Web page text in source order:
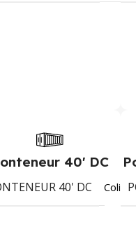
40' DC
40' DC 5247
Colis